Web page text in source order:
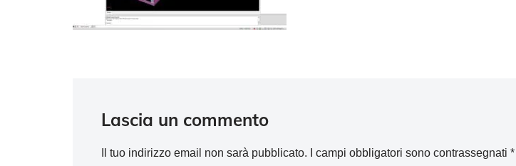
Lascia un commento
Il tuo indirizzo email non sarà pubblicato. I campi obbligatori sono contrassegnati *